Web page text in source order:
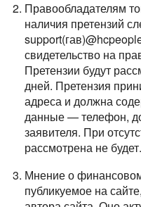
Правообладателям
наличия претензий
свидетельство на
Претензии будут
дней. Претензия
адреса и должна
данные — телефон,
заявителя. При
рассмотрена не будет.
Мнение о
публикуемое на